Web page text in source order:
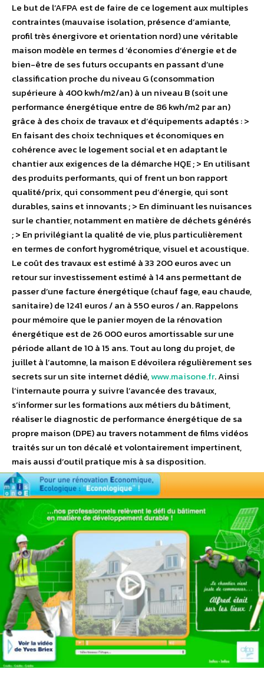
Le but de l’AFPA est de faire de ce logement aux multiples
contraintes (mauvaise isolation, présence d’amiante,
profil très énergivore et orientation nord) une véritable
maison modèle en termes d ‘économies d’énergie et de
bien-être de ses futurs occupants en passant d’une
classification proche du niveau G (consommation
supérieure à 400 kwh/m2/an) à un niveau B (soit une
performance énergétique entre de 86 kwh/m2 par an)
grâce à des choix de travaux et d’équipements adaptés : >
En faisant des choix techniques et économiques en
cohérence avec le logement social et en adaptant le
chantier aux exigences de la démarche HQE ; > En utilisant
des produits performants, qui of frent un bon rapport
qualité/prix, qui consomment peu d’énergie, qui sont
durables, sains et innovants ; > En diminuant les nuisances
sur le chantier, notamment en matière de déchets générés
; > En privilégiant la qualité de vie, plus particulièrement
en termes de confort hygrométrique, visuel et acoustique.
Le coût des travaux est estimé à 33 200 euros avec un
retour sur investissement estimé à 14 ans permettant de
passer d’une facture énergétique (chauf fage, eau chaude,
sanitaire) de 1241 euros / an à 550 euros / an. Rappelons
pour mémoire que le panier moyen de la rénovation
énergétique est de 26 000 euros amortissable sur une
période allant de 10 à 15 ans. Tout au long du projet, de
juillet à l’automne, la maison E dévoilera régulièrement ses
secrets sur un site internet dédié,www.maisone.fr. Ainsi
l’internaute pourra y suivre l’avancée des travaux,
s’informer sur les formations aux métiers du bâtiment,
réaliser le diagnostic de performance énergétique de sa
propre maison (DPE) au travers notamment de films vidéos
traités sur un ton décalé et volontairement impertinent,
mais aussi d’outil pratique mis à sa disposition.